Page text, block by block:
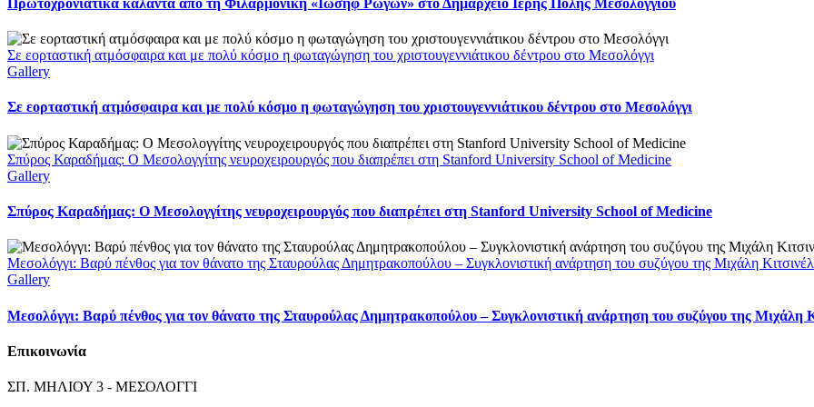
Πρωτοχρονιάτικα κάλαντα από τη Φιλαρμονική «Ιωσήφ Ρωγών» στο Δημαρχείο Ιερής Πόλης Μεσολογγίου
Σε εορταστική ατμόσφαιρα και με πολύ κόσμο η φωταγώγηση του χριστουγεννιάτικου δέντρου στο Μεσολόγγι
Gallery
Σε εορταστική ατμόσφαιρα και με πολύ κόσμο η φωταγώγηση του χριστουγεννιάτικου δέντρου στο Μεσολόγγι
Σπύρος Καραδήμας: Ο Μεσολογγίτης νευροχειρουργός που διαπρέπει στη Stanford University School of Medicine
Gallery
Σπύρος Καραδήμας: Ο Μεσολογγίτης νευροχειρουργός που διαπρέπει στη Stanford University School of Medicine
Μεσολόγγι: Βαρύ πένθος για τον θάνατο της Σταυρούλας Δημητρακοπούλου – Συγκλονιστική ανάρτηση του συζύγου της Μιχάλη
Gallery
Μεσολόγγι: Βαρύ πένθος για τον θάνατο της Σταυρούλας Δημητρακοπούλου – Συγκλονιστική ανάρτηση του συζύγου της Μιχάλη
Επικοινωνία
ΣΠ. ΜΗΛΙΟΥ 3 - ΜΕΣΟΛΟΓΓΙ